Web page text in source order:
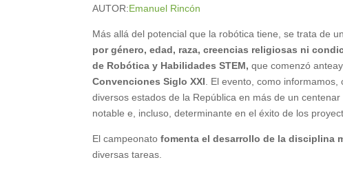
AUTOR:Emanuel Rincón
Más allá del potencial que la robótica tiene, se trata de
por género, edad, raza, creencias religiosas ni
de Robótica y Habilidades STEM, que comenzó
Convenciones Siglo XXI. El evento, como
diversos estados de la República en más de un
notable e, incluso, determinante en el éxito de los
El campeonato fomenta el desarrollo de la disciplina
diversas tareas.